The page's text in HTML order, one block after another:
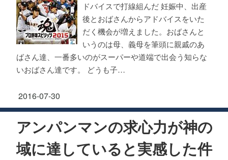
ドバイスで打線組んだ 妊娠中、出産
後とおばさんからアドバイスをいた
だく機会が増えました。おばさんと
いうのは母、義母を筆頭に親戚のあ
ばさん達、一番多いのがスーパーや道端で出会う知らな
いおばさん達です。 どうも子…
2016-07-30
アンパンマンの求心力が神の
域に達していると実感した件